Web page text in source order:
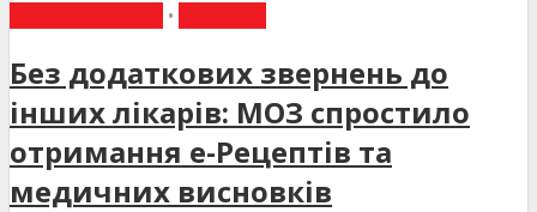
•
Без додаткових звернень до
інших лікарів: МОЗ спростило
отримання е-Рецептів та
медичних висновків